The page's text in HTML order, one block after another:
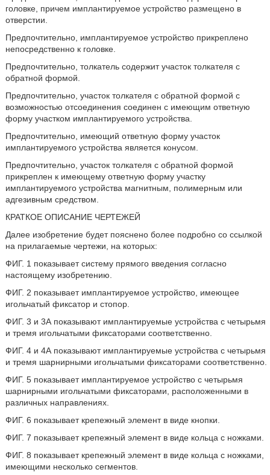
головке, причем имплантируемое устройство размещено в
отверстии.
Предпочтительно, имплантируемое устройство прикреплено
непосредственно к головке.
Предпочтительно, толкатель содержит участок толкателя с
обратной формой.
Предпочтительно, участок толкателя с обратной формой с
возможностью отсоединения соединен с имеющим ответную
форму участком имплантируемого устройства.
Предпочтительно, имеющий ответную форму участок
имплантируемого устройства является конусом.
Предпочтительно, участок толкателя с обратной формой
прикреплен к имеющему ответную форму участку
имплантируемого устройства магнитным, полимерным или
адгезивным средством.
КРАТКОЕ ОПИСАНИЕ ЧЕРТЕЖЕЙ
Далее изобретение будет пояснено более подробно со ссылкой
на прилагаемые чертежи, на которых:
ФИГ. 1 показывает систему прямого введения согласно
настоящему изобретению.
ФИГ. 2 показывает имплантируемое устройство, имеющее
игольчатый фиксатор и стопор.
ФИГ. 3 и 3А показывают имплантируемые устройства с четырьмя
и тремя игольчатыми фиксаторами соответственно.
ФИГ. 4 и 4А показывают имплантируемые устройства с четырьмя
и тремя шарнирными игольчатыми фиксаторами соответственно.
ФИГ. 5 показывает имплантируемое устройство с четырьмя
шарнирными игольчатыми фиксаторами, расположенными в
различных направлениях.
ФИГ. 6 показывает крепежный элемент в виде кнопки.
ФИГ. 7 показывает крепежный элемент в виде кольца с ножками.
ФИГ. 8 показывает крепежный элемент в виде кольца с ножками,
имеющими несколько сегментов.